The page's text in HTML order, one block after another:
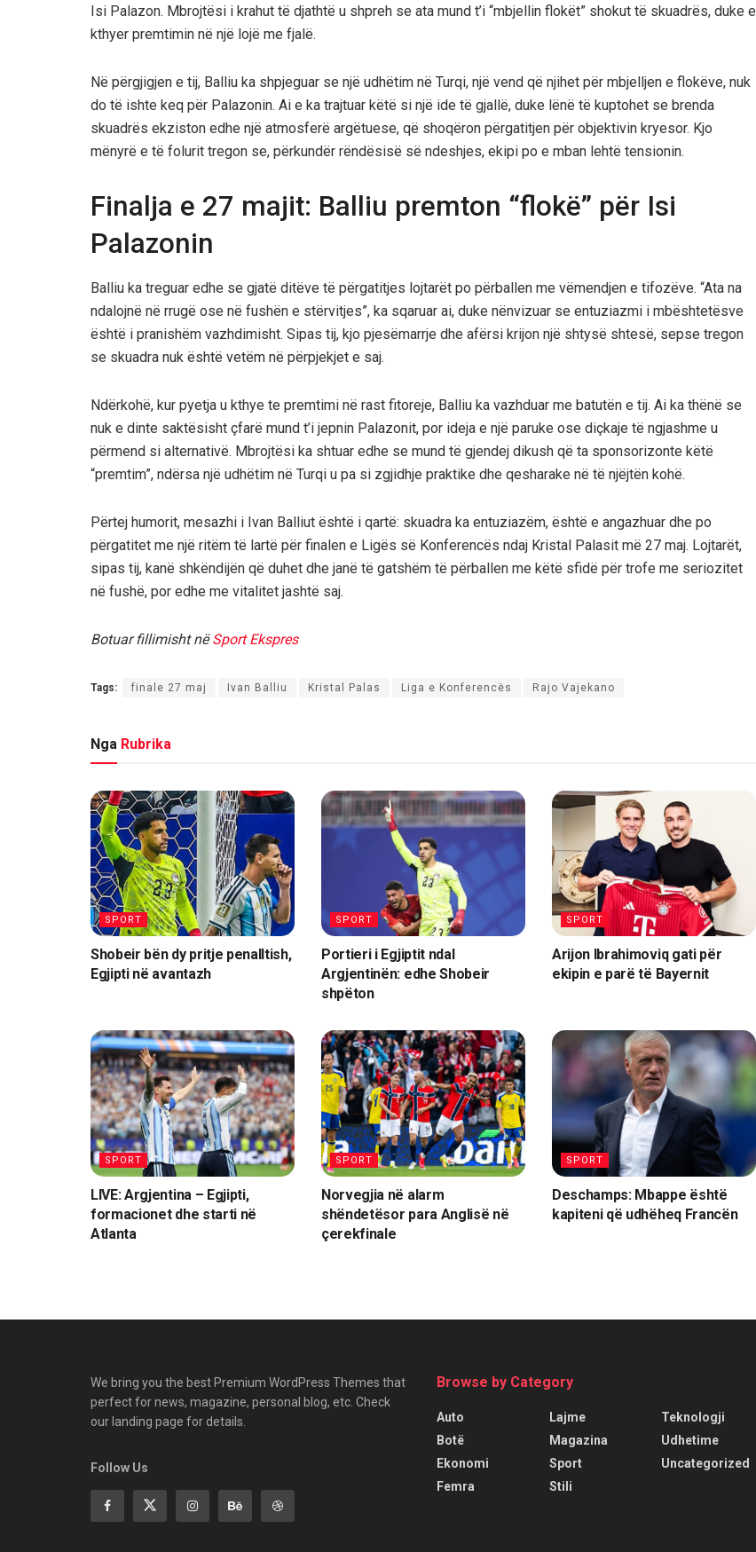
Isi Palazon. Mbrojtësi i krahut të djathtë u shpreh se ata mund t’i “mbjellin flokët” shokut të skuadrës, duke e
kthyer premtimin në një lojë me fjalë.
Në përgjigjen e tij, Balliu ka shpjeguar se një udhëtim në Turqi, një vend që njihet për mbjelljen e flokëve, nuk
do të ishte keq për Palazonin. Ai e ka trajtuar këtë si një ide të gjallë, duke lënë të kuptohet se brenda
skuadrës ekziston edhe një atmosferë argëtuese, që shoqëron përgatitjen për objektivin kryesor. Kjo
mënyrë e të folurit tregon se, përkundër rëndësisë së ndeshjes, ekipi po e mban lehtë tensionin.
Finalja e 27 majit: Balliu premton “flokë” për Isi
Palazonin
Balliu ka treguar edhe se gjatë ditëve të përgatitjes lojtarët po përballen me vëmendjen e tifozëve. “Ata na
ndalojnë në rrugë ose në fushën e stërvitjes”, ka sqaruar ai, duke nënvizuar se entuziazmi i mbështetësve
është i pranishëm vazhdimisht. Sipas tij, kjo pjesëmarrje dhe afërsi krijon një shtysë shtesë, sepse tregon
se skuadra nuk është vetëm në përpjekjet e saj.
Ndërkohë, kur pyetja u kthye te premtimi në rast fitoreje, Balliu ka vazhduar me batutën e tij. Ai ka thënë se
nuk e dinte saktësisht çfarë mund t’i jepnin Palazonit, por ideja e një paruke ose diçkaje të ngjashme u
përmend si alternativë. Mbrojtësi ka shtuar edhe se mund të gjendej dikush që ta sponsorizonte këtë
“premtim”, ndërsa një udhëtim në Turqi u pa si zgjidhje praktike dhe qesharake në të njëjtën kohë.
Përtej humorit, mesazhi i Ivan Balliut është i qartë: skuadra ka entuziazëm, është e angazhuar dhe po
përgatitet me një ritëm të lartë për finalen e Ligës së Konferencës ndaj Kristal Palasit më 27 maj. Lojtarët,
sipas tij, kanë shkëndijën që duhet dhe janë të gatshëm të përballen me këtë sfidë për trofe me seriozitet
në fushë, por edhe me vitalitet jashtë saj.
Botuar fillimisht nëSport Ekspres
Tags: finale 27 maj Ivan Balliu Kristal Palas Liga e Konferencës Rajo Vajekano
Nga Rubrika
SPORT
Shobeir bën dy pritje penalltish,
Egjipti në avantazh
SPORT
Portieri i Egjiptit ndal
Argjentinën: edhe Shobeir
shpëton
SPORT
Arijon Ibrahimoviq gati për
ekipin e parë të Bayernit
SPORT
LIVE: Argjentina – Egjipti,
formacionet dhe starti në
Atlanta
SPORT
Norvegjia në alarm
shëndetësor para Anglisë në
çerekfinale
SPORT
Deschamps: Mbappe është
kapiteni që udhëheq Francën
We bring you the best Premium WordPress Themes that
perfect for news, magazine, personal blog, etc. Check
our landing page for details.
Follow Us
Browse by Category
Auto
Botë
Ekonomi
Femra
Lajme
Magazina
Sport
Stili
Teknologji
Udhetime
Uncategorized